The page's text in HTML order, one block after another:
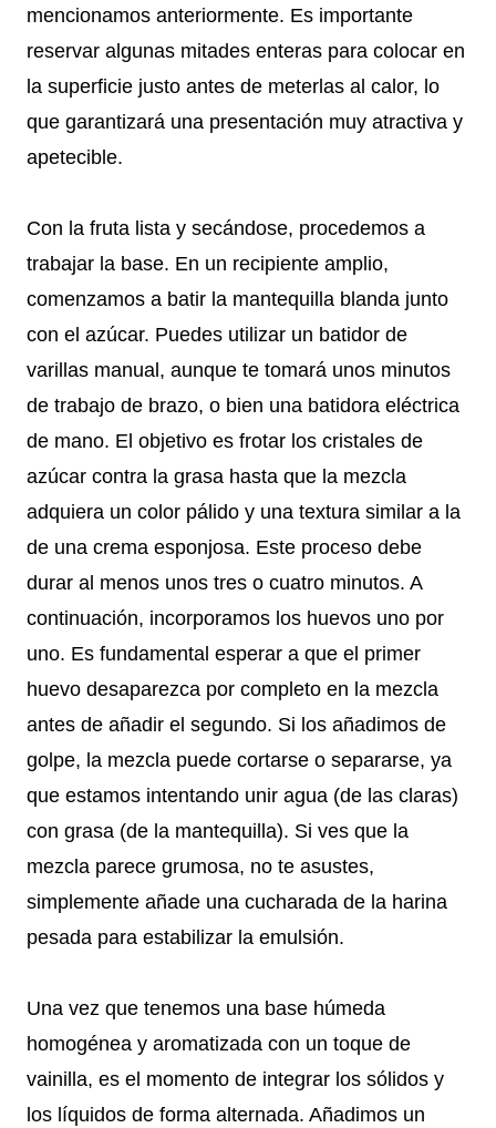
mencionamos anteriormente. Es importante
reservar algunas mitades enteras para colocar en
la superficie justo antes de meterlas al calor, lo
que garantizará una presentación muy atractiva y
apetecible.
Con la fruta lista y secándose, procedemos a
trabajar la base. En un recipiente amplio,
comenzamos a batir la mantequilla blanda junto
con el azúcar. Puedes utilizar un batidor de
varillas manual, aunque te tomará unos minutos
de trabajo de brazo, o bien una batidora eléctrica
de mano. El objetivo es frotar los cristales de
azúcar contra la grasa hasta que la mezcla
adquiera un color pálido y una textura similar a la
de una crema esponjosa. Este proceso debe
durar al menos unos tres o cuatro minutos. A
continuación, incorporamos los huevos uno por
uno. Es fundamental esperar a que el primer
huevo desaparezca por completo en la mezcla
antes de añadir el segundo. Si los añadimos de
golpe, la mezcla puede cortarse o separarse, ya
que estamos intentando unir agua (de las claras)
con grasa (de la mantequilla). Si ves que la
mezcla parece grumosa, no te asustes,
simplemente añade una cucharada de la harina
pesada para estabilizar la emulsión.
Una vez que tenemos una base húmeda
homogénea y aromatizada con un toque de
vainilla, es el momento de integrar los sólidos y
los líquidos de forma alternada. Añadimos un